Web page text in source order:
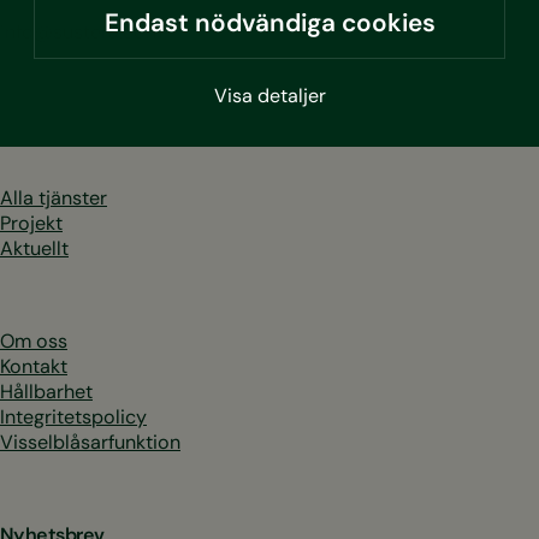
Endast nödvändiga cookies
Visa detaljer
info@sustera.com
Alla tjänster
Projekt
Aktuellt
Om oss
Kontakt
Hållbarhet
Integritetspolicy
Visselblåsarfunktion